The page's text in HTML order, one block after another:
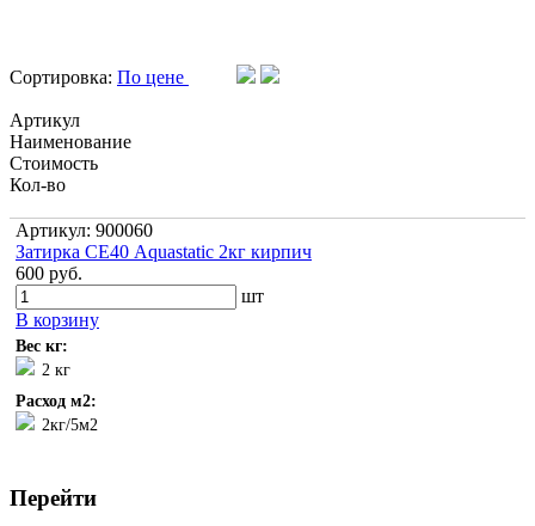
Сортировка: По цене
Артикул
Наименование
Стоимость
Кол-во
Артикул: 900060
Затирка СЕ40 Aquastatic 2кг кирпич
600 руб.
шт
В корзину
Вес кг:
2 кг
Расход м2:
2кг/5м2
Перейти